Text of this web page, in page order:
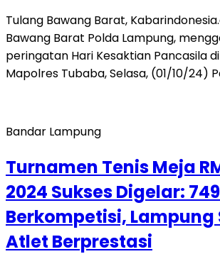
Tulang Bawang Barat,
Bawang Barat Polda Lampung,
peringatan Hari Kesaktian Pancasila
Mapolres Tubaba, Selasa, (01/10/24)
Bandar Lampung
Turnamen Tenis Meja
2024 Sukses Digelar:
Berkompetisi, Lampung
Atlet Berprestasi